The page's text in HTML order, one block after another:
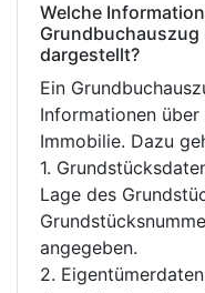
Welche
Grundbuchauszug
dargestellt?
Ein
Informationen
Immobilie. Dazu
1.
Lage des
angegeben.
2.